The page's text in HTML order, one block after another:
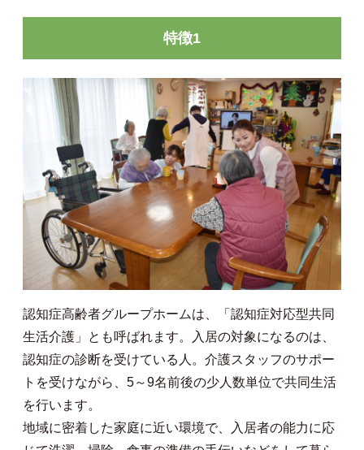
特徴1
認知症高齢者グループホームは、「認知症対応型共同
生活介護」とも呼ばれます。入居の対象になるのは、
認知症の診断を受けている人。介護スタッフのサポー
トを受けながら、5～9名前後の少人数単位で共同生活
を行います。
地域に密着した家庭に近い環境で、入居者の能力に応